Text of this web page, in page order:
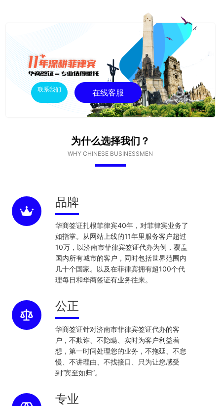
联系我们 在线客服
为什么选择我们？
WHY CHINESE BUSINESSMEN
品牌
华商签证扎根菲律宾40年，对菲律宾业务了
如指掌。从网站上线的11年里服务客户超过
10万，以济南市菲律宾签证代办为例，覆盖
国内所有城市的客户，同时包括世界范围内
几十个国家。以及在菲律宾拥有超100个代
理每日和华商签证有业务往来。
公正
华商签证针对济南市菲律宾签证代办的客
户，不欺诈、不隐瞒、实时为客户利益着
想，第一时间处理您的业务，不拖延、不怠
慢、不讲理由、不找接口、只为让您感受
到“宾至如归”。
专业